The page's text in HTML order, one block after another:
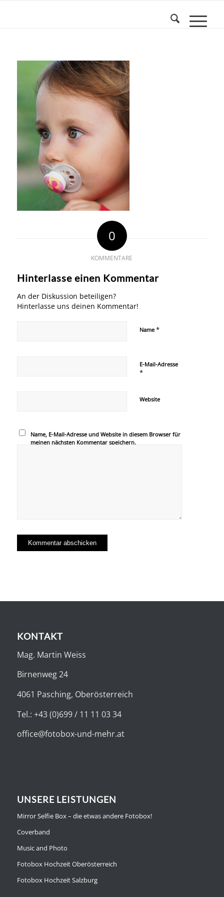
0
KOMMENTARE
Hinterlasse einen Kommentar
An der Diskussion beteiligen?
Hinterlasse uns deinen Kommentar!
Name *
E-Mail-Adresse
*
Website
Name, E-Mail-Adresse und Website in diesem Browser für
meinen nächsten Kommentar speichern.
KONTAKT
Mag. Martin Weiss
Birnenweg 24
4061 Pasching, Oberösterreich
Tel.: +43 (0)699 / 11 11 03 34
office@fotobox-und-mehr.at
UNSERE LEISTUNGEN
Mirror Selfie Box – die etwas andere Fotobox!
Coverband
Music and Photo
Fotobox Hochzeit Oberösterreich
Fotobox Hochzeit Salzburg